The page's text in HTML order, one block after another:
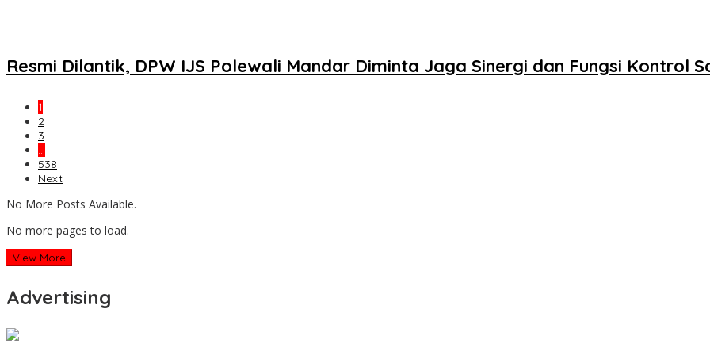
Resmi Dilantik, DPW IJS Polewali Mandar Diminta Jaga Sinergi dan Fungsi Kontrol
1
2
3
…
538
Next
No More Posts Available.
No more pages to load.
View More
Advertising